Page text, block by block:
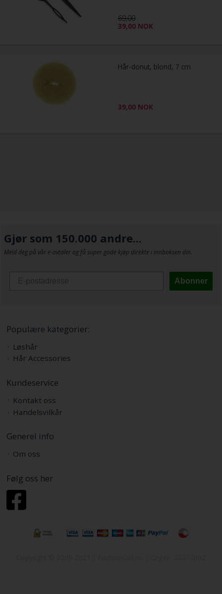
69,00
39,00 NOK
Hår-donut, blond, 7 cm
39,00 NOK
Gjør som 150.000 andre...
Meld deg på vår e-avtaler og få super gode kjøp direkte i innboksen din.
Abonner
Populære kategorier:
Løshår
Hår Accessories
Kundeservice
Kontakt oss
Handelsvilkår
Generel info
Om oss
Følg oss her